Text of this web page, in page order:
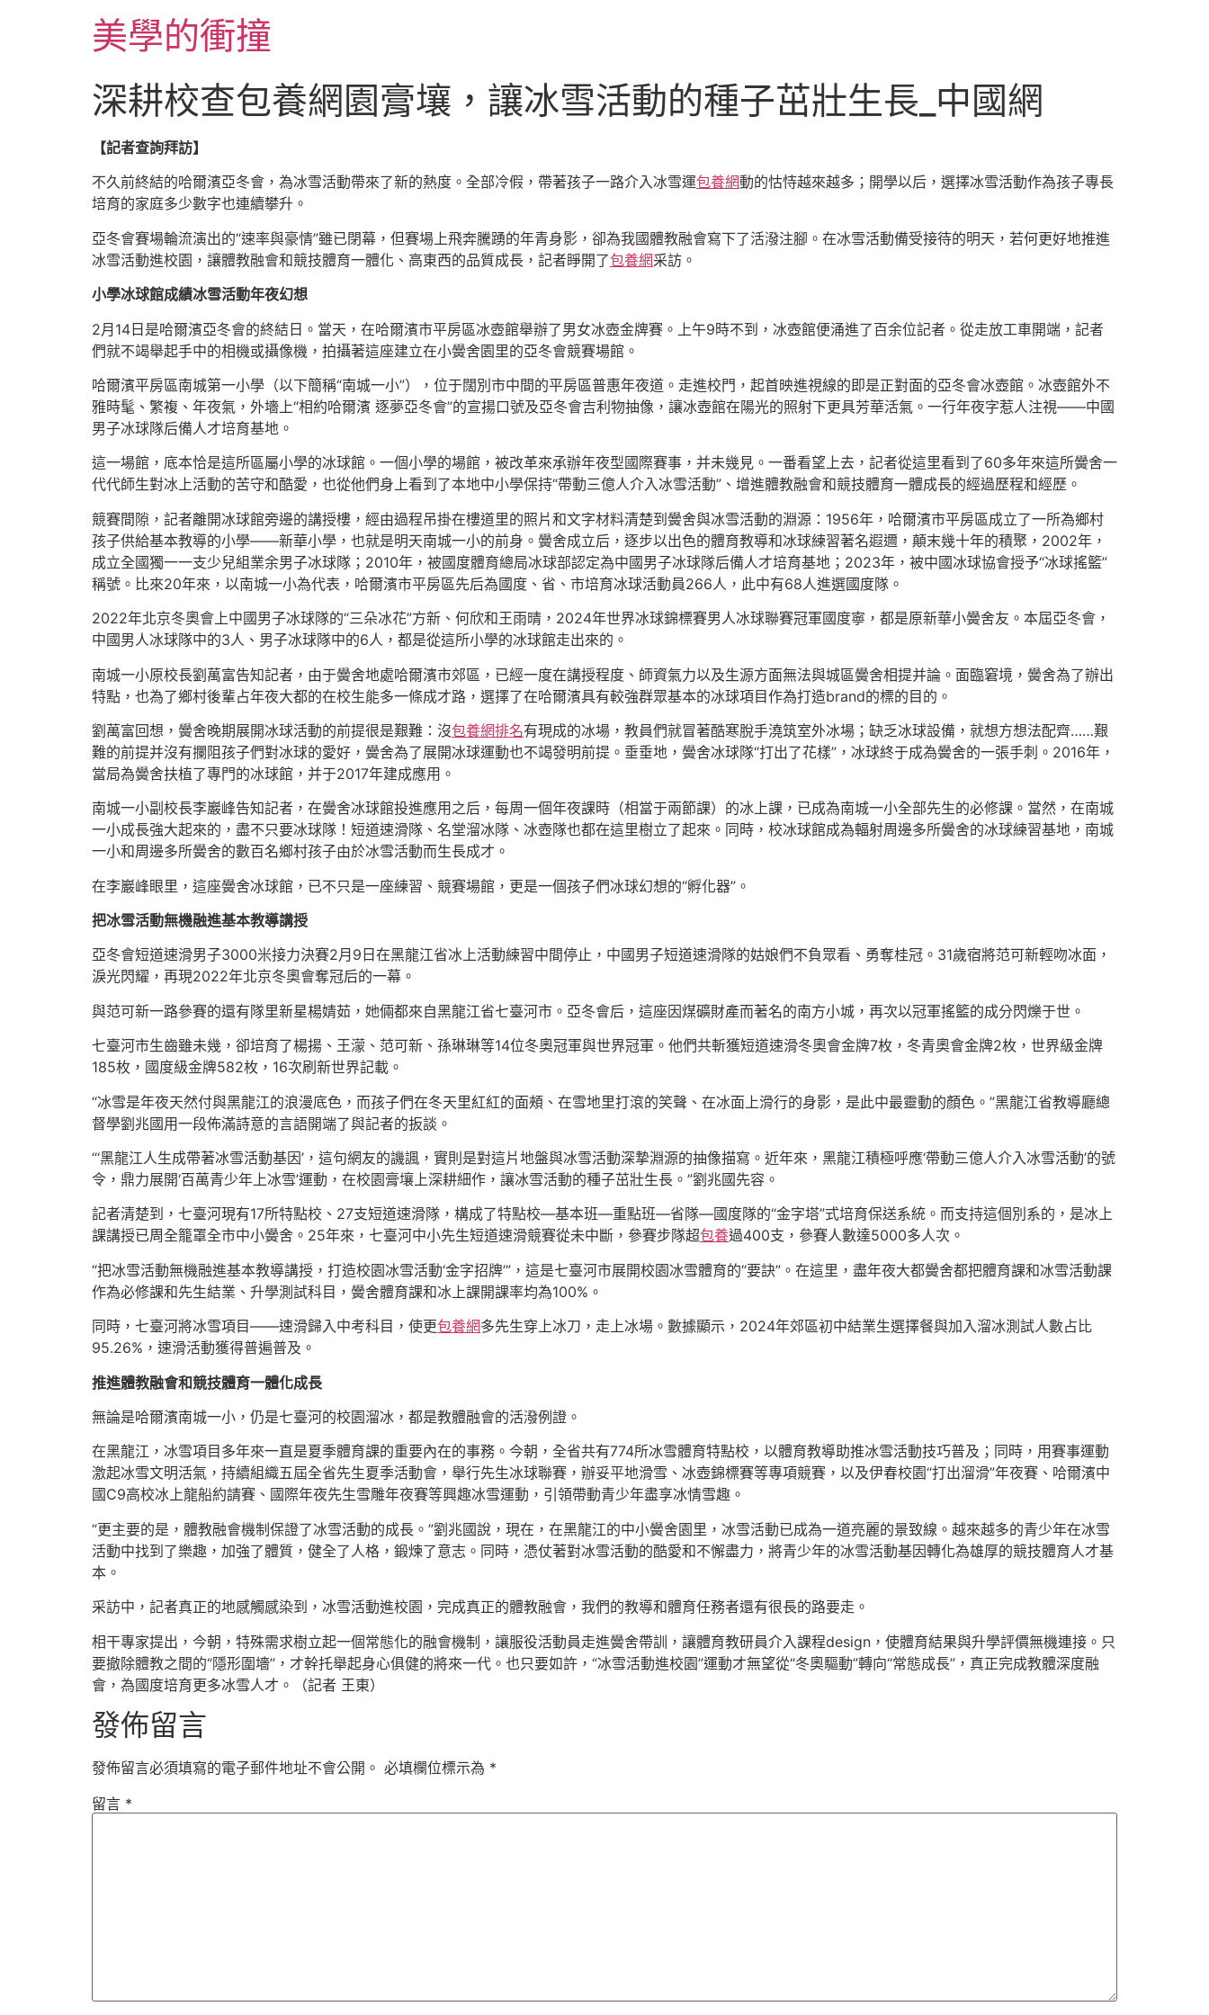
美學的衝撞
深耕校查包養網園膏壤，讓冰雪活動的種子茁壯生長_中國網
【記者查詢拜訪】
不久前終結的哈爾濱亞冬會，為冰雪活動帶來了新的熱度。全部冷假，帶著孩子一路介入冰雪運包養網動的怙恃越來越多；開學以后，選擇冰雪活動作為孩子專長
培育的家庭多少數字也連續攀升。
亞冬會賽場輪流演出的“速率與豪情”雖已閉幕，但賽場上飛奔騰踴的年青身影，卻為我國體教融會寫下了活潑注腳。在冰雪活動備受接待的明天，若何更好地推進
冰雪活動進校園，讓體教融會和競技體育一體化、高東西的品質成長，記者睜開了包養網采訪。
小學冰球館成績冰雪活動年夜幻想
2月14日是哈爾濱亞冬會的終結日。當天，在哈爾濱市平房區冰壺館舉辦了男女冰壺金牌賽。上午9時不到，冰壺館便涌進了百余位記者。從走放工車開端，記者
們就不竭舉起手中的相機或攝像機，拍攝著這座建立在小黌舍園里的亞冬會競賽場館。
哈爾濱平房區南城第一小學（以下簡稱“南城一小”），位于闊別市中間的平房區普惠年夜道。走進校門，起首映進視線的即是正對面的亞冬會冰壺館。冰壺館外不
雅時髦、繁複、年夜氣，外墻上“相約哈爾濱 逐夢亞冬會”的宣揚口號及亞冬會吉利物抽像，讓冰壺館在陽光的照射下更具芳華活氣。一行年夜字惹人注視——中國
男子冰球隊后備人才培育基地。
這一場館，底本恰是這所區屬小學的冰球館。一個小學的場館，被改革來承辦年夜型國際賽事，并未幾見。一番看望上去，記者從這里看到了60多年來這所黌舍一
代代師生對冰上活動的苦守和酷愛，也從他們身上看到了本地中小學保持“帶動三億人介入冰雪活動”、增進體教融會和競技體育一體成長的經過歷程和經歷。
競賽間隙，記者離開冰球館旁邊的講授樓，經由過程吊掛在樓道里的照片和文字材料清楚到黌舍與冰雪活動的淵源：1956年，哈爾濱市平房區成立了一所為鄉村
孩子供給基本教導的小學——新華小學，也就是明天南城一小的前身。黌舍成立后，逐步以出色的體育教導和冰球練習著名遐邇，顛末幾十年的積聚，2002年，
成立全國獨一一支少兒組業余男子冰球隊；2010年，被國度體育總局冰球部認定為中國男子冰球隊后備人才培育基地；2023年，被中國冰球協會授予“冰球搖籃”
稱號。比來20年來，以南城一小為代表，哈爾濱市平房區先后為國度、省、市培育冰球活動員266人，此中有68人進選國度隊。
2022年北京冬奧會上中國男子冰球隊的“三朵冰花”方新、何欣和王雨晴，2024年世界冰球錦標賽男人冰球聯賽冠軍國度寧，都是原新華小黌舍友。本屆亞冬會，
中國男人冰球隊中的3人、男子冰球隊中的6人，都是從這所小學的冰球館走出來的。
南城一小原校長劉萬富告知記者，由于黌舍地處哈爾濱市郊區，已經一度在講授程度、師資氣力以及生源方面無法與城區黌舍相提并論。面臨窘境，黌舍為了辦出
特點，也為了鄉村後輩占年夜大都的在校生能多一條成才路，選擇了在哈爾濱具有較強群眾基本的冰球項目作為打造brand的標的目的。
劉萬富回想，黌舍晚期展開冰球活動的前提很是艱難：沒包養網排名有現成的冰場，教員們就冒著酷寒脫手澆筑室外冰場；缺乏冰球設備，就想方想法配齊……艱
難的前提并沒有攔阻孩子們對冰球的愛好，黌舍為了展開冰球運動也不竭發明前提。垂垂地，黌舍冰球隊“打出了花樣”，冰球終于成為黌舍的一張手刺。2016年，
當局為黌舍扶植了專門的冰球館，并于2017年建成應用。
南城一小副校長李巖峰告知記者，在黌舍冰球館投進應用之后，每周一個年夜課時（相當于兩節課）的冰上課，已成為南城一小全部先生的必修課。當然，在南城
一小成長強大起來的，盡不只要冰球隊！短道速滑隊、名堂溜冰隊、冰壺隊也都在這里樹立了起來。同時，校冰球館成為輻射周邊多所黌舍的冰球練習基地，南城
一小和周邊多所黌舍的數百名鄉村孩子由於冰雪活動而生長成才。
在李巖峰眼里，這座黌舍冰球館，已不只是一座練習、競賽場館，更是一個孩子們冰球幻想的“孵化器”。
把冰雪活動無機融進基本教導講授
亞冬會短道速滑男子3000米接力決賽2月9日在黑龍江省冰上活動練習中間停止，中國男子短道速滑隊的姑娘們不負眾看、勇奪桂冠。31歲宿將范可新輕吻冰面，
淚光閃耀，再現2022年北京冬奧會奪冠后的一幕。
與范可新一路參賽的還有隊里新星楊婧茹，她倆都來自黑龍江省七臺河市。亞冬會后，這座因煤礦財產而著名的南方小城，再次以冠軍搖籃的成分閃爍于世。
七臺河市生齒雖未幾，卻培育了楊揚、王濛、范可新、孫琳琳等14位冬奧冠軍與世界冠軍。他們共斬獲短道速滑冬奧會金牌7枚，冬青奧會金牌2枚，世界級金牌
185枚，國度級金牌582枚，16次刷新世界記載。
“冰雪是年夜天然付與黑龍江的浪漫底色，而孩子們在冬天里紅紅的面頰、在雪地里打滾的笑聲、在冰面上滑行的身影，是此中最靈動的顏色。”黑龍江省教導廳總
督學劉兆國用一段佈滿詩意的言語開端了與記者的扳談。
“‘黑龍江人生成帶著冰雪活動基因’，這句網友的譏諷，實則是對這片地盤與冰雪活動深摯淵源的抽像描寫。近年來，黑龍江積極呼應‘帶動三億人介入冰雪活動’的號
令，鼎力展開‘百萬青少年上冰雪’運動，在校園膏壤上深耕細作，讓冰雪活動的種子茁壯生長。”劉兆國先容。
記者清楚到，七臺河現有17所特點校、27支短道速滑隊，構成了特點校—基本班—重點班—省隊—國度隊的“金字塔”式培育保送系統。而支持這個別系的，是冰上
課講授已周全籠罩全市中小黌舍。25年來，七臺河中小先生短道速滑競賽從未中斷，參賽步隊超包養過400支，參賽人數達5000多人次。
“把冰雪活動無機融進基本教導講授，打造校園冰雪活動‘金字招牌’”，這是七臺河市展開校園冰雪體育的“要訣”。在這里，盡年夜大都黌舍都把體育課和冰雪活動課
作為必修課和先生結業、升學測試科目，黌舍體育課和冰上課開課率均為100%。
同時，七臺河將冰雪項目——速滑歸入中考科目，使更包養網多先生穿上冰刀，走上冰場。數據顯示，2024年郊區初中結業生選擇餐與加入溜冰測試人數占比
95.26%，速滑活動獲得普遍普及。
推進體教融會和競技體育一體化成長
無論是哈爾濱南城一小，仍是七臺河的校園溜冰，都是教體融會的活潑例證。
在黑龍江，冰雪項目多年來一直是夏季體育課的重要內在的事務。今朝，全省共有774所冰雪體育特點校，以體育教導助推冰雪活動技巧普及；同時，用賽事運動
激起冰雪文明活氣，持續組織五屆全省先生夏季活動會，舉行先生冰球聯賽，辦妥平地滑雪、冰壺錦標賽等專項競賽，以及伊春校園“打出溜滑”年夜賽、哈爾濱中
國C9高校冰上龍船約請賽、國際年夜先生雪雕年夜賽等興趣冰雪運動，引領帶動青少年盡享冰情雪趣。
“更主要的是，體教融會機制保證了冰雪活動的成長。”劉兆國說，現在，在黑龍江的中小黌舍園里，冰雪活動已成為一道亮麗的景致線。越來越多的青少年在冰雪
活動中找到了樂趣，加強了體質，健全了人格，鍛煉了意志。同時，憑仗著對冰雪活動的酷愛和不懈盡力，將青少年的冰雪活動基因轉化為雄厚的競技體育人才基
本。
采訪中，記者真正的地感觸感染到，冰雪活動進校園，完成真正的體教融會，我們的教導和體育任務者還有很長的路要走。
相干專家提出，今朝，特殊需求樹立起一個常態化的融會機制，讓服役活動員走進黌舍帶訓，讓體育教研員介入課程design，使體育結果與升學評價無機連接。只
要撤除體教之間的“隱形圍墻”，才幹托舉起身心俱健的將來一代。也只要如許，“冰雪活動進校園”運動才無望從“冬奧驅動”轉向“常態成長”，真正完成教體深度融
會，為國度培育更多冰雪人才。（記者 王東）
發佈留言
發佈留言必須填寫的電子郵件地址不會公開。 必填欄位標示為 *
留言 *